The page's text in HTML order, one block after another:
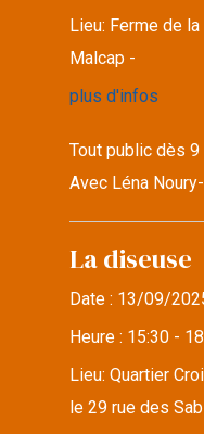
Lieu: Ferme de
Malcap -
plus d'infos
Tout public dès 9
Avec Léna
La diseuse
Date : 13/09/
Heure : 15:30 -
Lieu:Quartier
le 29 rue des